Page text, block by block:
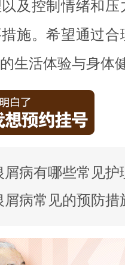
及控制情绪和
施。希望通过
生活体验与身体
屑病有哪些常见护
屑病常见的预防措